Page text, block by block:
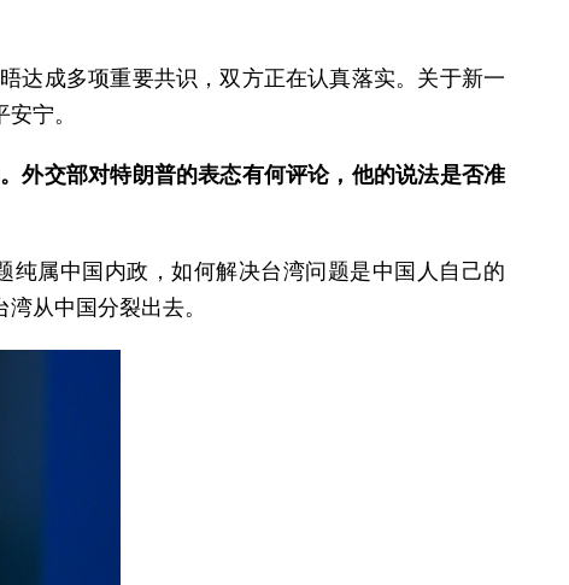
达成多项重要共识，双方正在认真落实。关于新一
宁。
外交部对特朗普的表态有何评论，他的说法是否准
属中国内政，如何解决台湾问题是中国人自己的
从中国分裂出去。